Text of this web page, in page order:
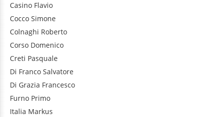
Casino Flavio
Cocco Simone
Colnaghi Roberto
Corso Domenico
Creti Pasquale
Di Franco Salvatore
Di Grazia Francesco
Furno Primo
Italia Markus